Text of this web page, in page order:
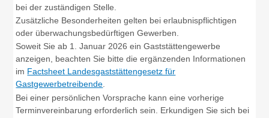
bei der zuständigen Stelle.
Zusätzliche Besonderheiten gelten bei erlaubnispflichtigen
oder überwachungsbedürftigen Gewerben.
Soweit Sie ab 1. Januar 2026 ein Gaststättengewerbe
anzeigen, beachten Sie bitte die ergänzenden Informationen
im Factsheet Landesgaststättengesetz für
Gastgewerbetreibende.
Bei einer persönlichen Vorsprache kann eine vorherige
Terminvereinbarung erforderlich sein. Erkundigen Sie sich bei